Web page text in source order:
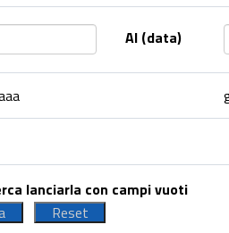
Al (data)
lanciarla con campi vuoti